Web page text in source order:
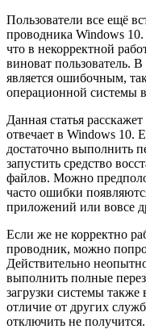
Пользователи все ещё
проводника Windows
что в некорректной
виноват пользователь.
является ошибочным,
операционной системы
Данная статья
отвечает в Windows 10.
достаточно выполнить
запустить средство
файлов. Можно
часто ошибки
приложений или вовсе
Если же не корректно
проводник, можно
Действительно
выполнить полные
загрузки системы также
отличие от других
отключить не получится.